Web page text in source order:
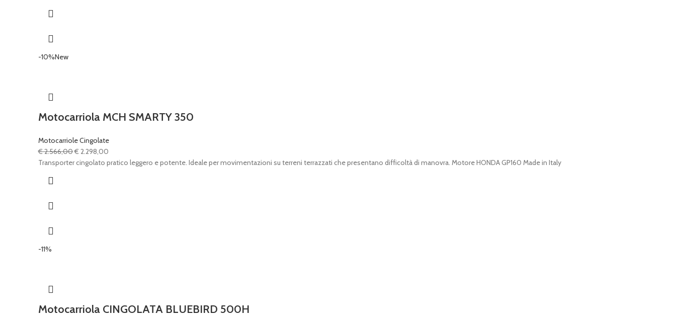
-10%New
Motocarriola MCH SMARTY 350
Motocarriole Cingolate
€2.566,00Il
prezzo
€ 2.298,00
prezzo
Transporter cingolato pratico leggero e potente. Ideale per movimentazioni su terreni terrazzati che presentano difficoltà di manovra. Motore HONDA GP160 Made in Italy
-11%
Motocarriola CINGOLATA BLUEBIRD 500H